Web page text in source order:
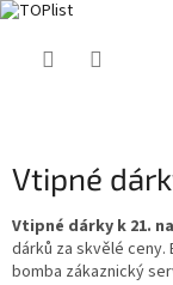
Vtipné
Vtipné dárky k 21.
dárků za skvělé ceny.
bomba zákaznický